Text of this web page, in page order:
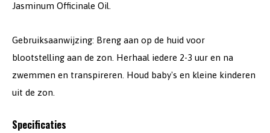
Jasminum Officinale Oil.
Gebruiksaanwijzing: Breng aan op de huid voor
blootstelling aan de zon. Herhaal iedere 2-3 uur en na
zwemmen en transpireren. Houd baby's en kleine kinderen
uit de zon.
Specificaties